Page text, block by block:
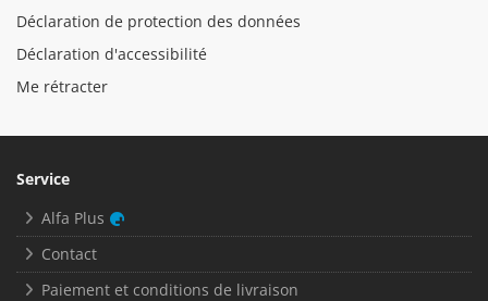
Déclaration de protection des données
Déclaration d'accessibilité
Me rétracter
Service
Alfa Plus
Contact
Paiement et conditions de livraison